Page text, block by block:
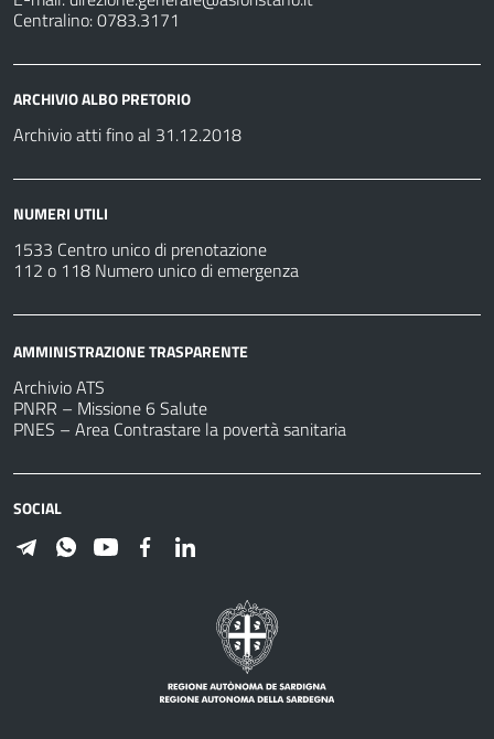
Centralino: 0783.3171
ARCHIVIO ALBO PRETORIO
Archivio atti fino al 31.12.2018
NUMERI UTILI
1533 Centro unico di prenotazione
112 o 118 Numero unico di emergenza
AMMINISTRAZIONE TRASPARENTE
Archivio ATS
PNRR – Missione 6 Salute
PNES – Area Contrastare la povertà sanitaria
SOCIAL